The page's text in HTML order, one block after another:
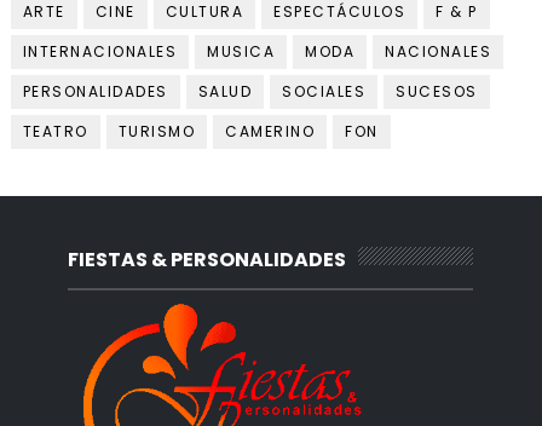
ARTE CINE CULTURA ESPECTÁCULOS
F & P
INTERNACIONALES
MUSICA MODA
NACIONALES
PERSONALIDADES
SALUD SOCIALES
SUCESOS
TEATRO
TURISMO CAMERINO FON
FIESTAS & PERSONALIDADES